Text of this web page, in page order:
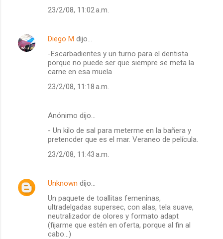
23/2/08, 11:02 a.m.
Diego M dijo…
-Escarbadientes y un turno para el dentista
porque no puede ser que siempre se meta la
carne en esa muela
23/2/08, 11:18 a.m.
Anónimo dijo…
- Un kilo de sal para meterme en la bañera y
pretencder que es el mar. Veraneo de película.
23/2/08, 11:43 a.m.
Unknown dijo…
Un paquete de toallitas femeninas,
ultradelgadas supersec, con alas, tela suave,
neutralizador de olores y formato adapt
(fijarme que estén en oferta, porque al fin al
cabo...)